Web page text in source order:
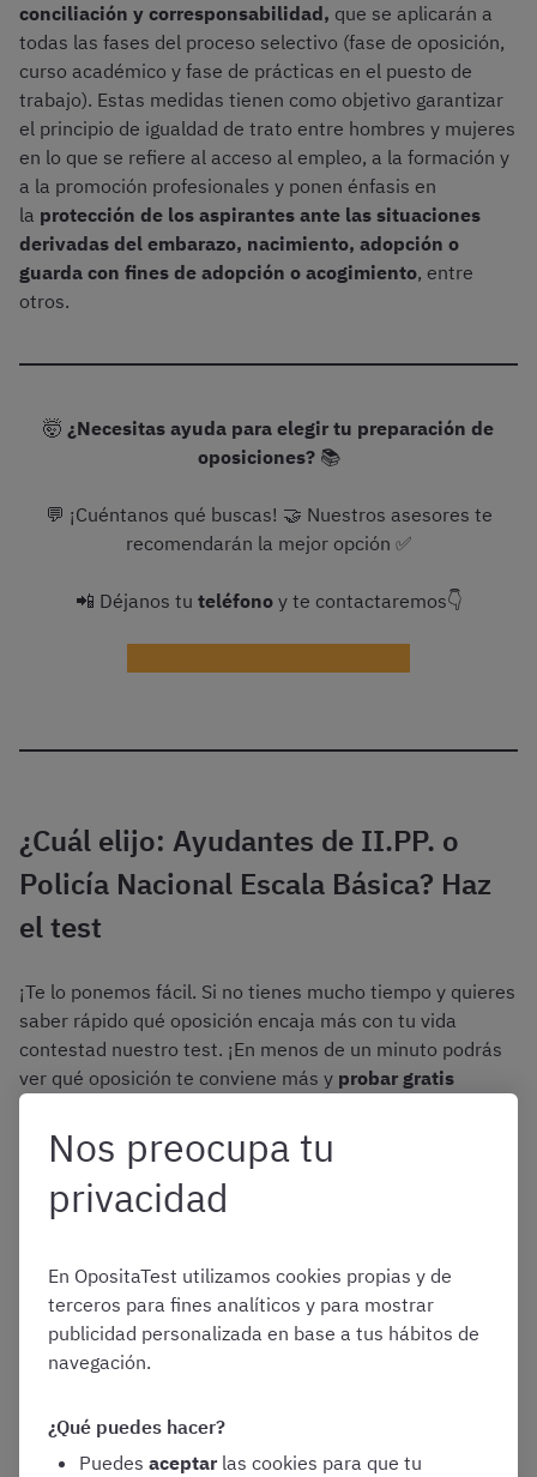
conciliación y corresponsabilidad, que se aplicarán a
todas las fases del proceso selectivo (fase de oposición,
curso académico y fase de prácticas en el puesto de
trabajo). Estas medidas tienen como objetivo garantizar
el principio de igualdad de trato entre hombres y mujeres
en lo que se refiere al acceso al empleo, a la formación y
a la promoción profesionales y ponen énfasis en
la protección de los aspirantes ante las situaciones
derivadas del embarazo, nacimiento, adopción o
guarda con fines de adopción o acogimiento, entre
otros.
🤯 ¿Necesitas ayuda para elegir tu preparación de
oposiciones?📚
💬 ¡Cuéntanos qué buscas! 🤝 Nuestros asesores te
recomendarán la mejor opción ✅
📲 Déjanos tu teléfono y te contactaremos👇
¿Cuál elijo: Ayudantes de II.PP. o
Policía Nacional Escala Básica? Haz
el test
¡Te lo ponemos fácil. Si no tienes mucho tiempo y quieres
saber rápido qué oposición encaja más con tu vida
contestad nuestro test. ¡En menos de un minuto podrás
ver qué oposición te conviene más y probar gratis
nuestro curso!
Test rápido para elegir oposición
¿Cómo se presentan las
solicitudes para la
oposición de Policía
Nos preocupa tu
privacidad
En OpositaTest utilizamos cookies propias y de
terceros para fines analíticos y para mostrar
publicidad personalizada en base a tus hábitos de
navegación.
¿Qué puedes hacer?
Puedes aceptar las cookies para que tu